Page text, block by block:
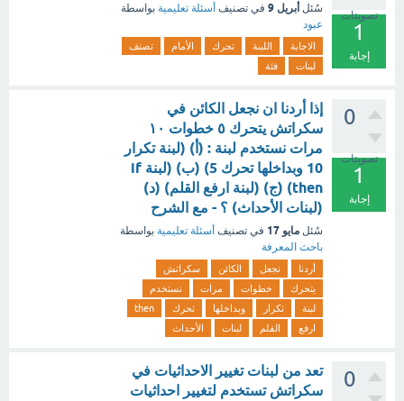
تصويتات
1
إجابة
سُئل أبريل 9 في تصنيف أسئلة تعليمية بواسطة
عبود
الاجابة اللبنة تحرك الأمام
تصنف
لبنات
فئة
0
تصويتات
1
إجابة
إذا أردنا ان نجعل الكائن في
سكراتش يتحرك ٥ خطوات ۱۰
مرات نستخدم لبنة : (أ) (لبنة تكرار
10 وبداخلها تحرك 5) (ب) (لبنة if
then) (ج) (لبنة ارفع القلم) (د)
(لبنات الأحداث) ؟ - مع الشرح
سُئل مايو 17 في تصنيف أسئلة تعليمية بواسطة
باحث المعرفة
أردنا نجعل الكائن
سكراتش
يتحرك
خطوات مرات
نستخدم
لبنة
تكرار وبداخلها تحرك
then
ارفع
القلم لبنات الأحداث
0
تعد من لبنات تغيير الاحداثيات في
سكراتش تستخدم لتغيير احداثيات